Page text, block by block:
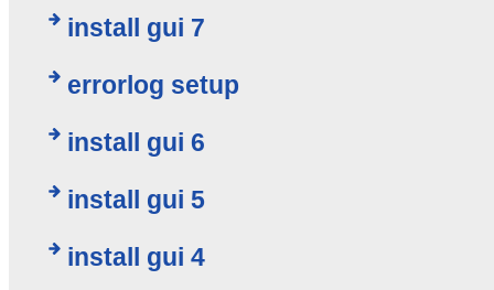
install gui 7
errorlog setup
install gui 6
install gui 5
install gui 4